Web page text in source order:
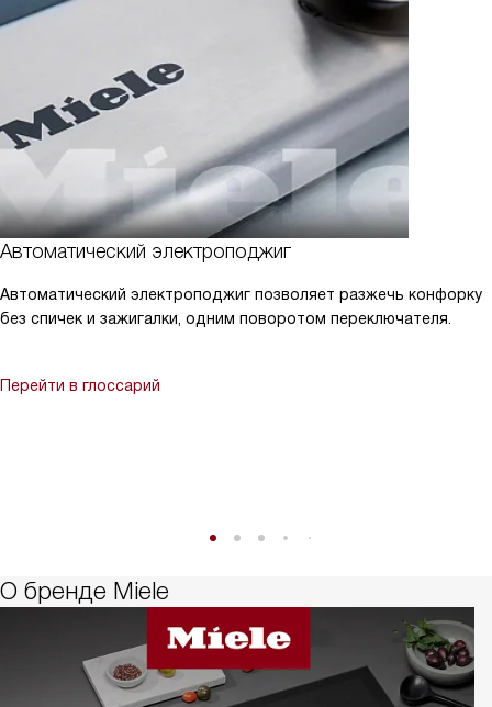
Автоматический электроподжиг
Автоматический электроподжиг позволяет разжечь конфорку
без спичек и зажигалки, одним поворотом переключателя.
Перейти в глоссарий
О бренде Miele